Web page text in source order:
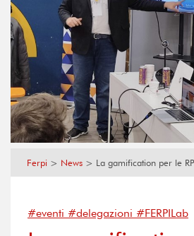
Ferpi > News > La gamification per le RP
#eventi #delegazioni #FERPILab